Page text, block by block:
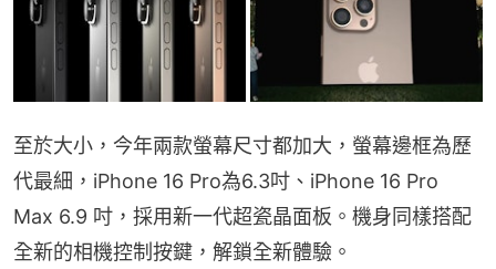
至於大小，今年兩款螢幕尺寸都加大，螢幕邊框為歷
代最細，iPhone 16 Pro為6.3吋、iPhone 16 Pro
Max 6.9 吋，採用新一代超瓷晶面板。機身同樣搭配
全新的相機控制按鍵，解鎖全新體驗。